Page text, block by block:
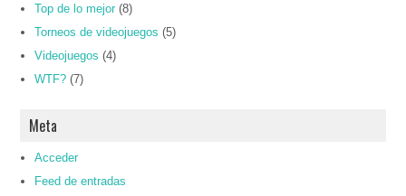
Top de lo mejor (8)
Torneos de videojuegos (5)
Videojuegos (4)
WTF? (7)
Meta
Acceder
Feed de entradas